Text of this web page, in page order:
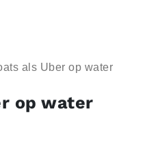
als Uber op water
op water